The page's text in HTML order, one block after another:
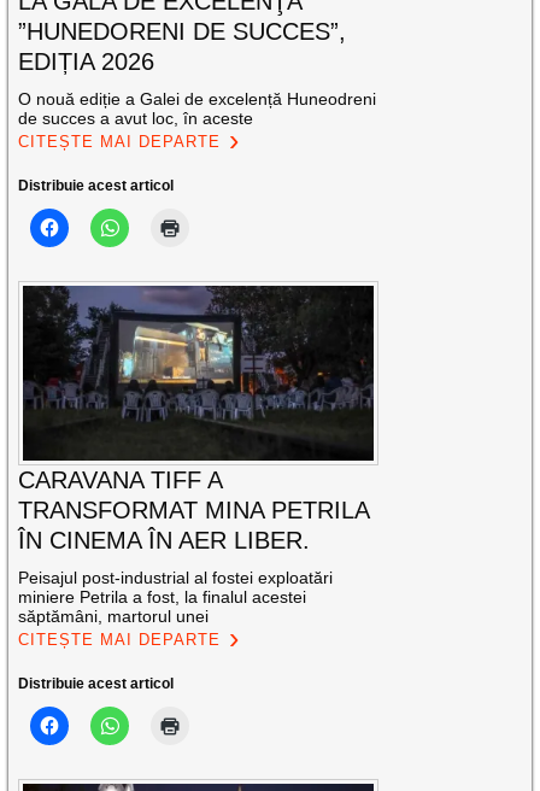
”HUNEDORENI DE SUCCES”,
EDIȚIA 2026
O nouă ediție a Galei de excelență Huneodreni
de succes a avut loc, în aceste
CITEȘTE MAI DEPARTE
Distribuie acest articol
CARAVANA TIFF A
TRANSFORMAT MINA PETRILA
ÎN CINEMA ÎN AER LIBER.
Peisajul post-industrial al fostei exploatări
miniere Petrila a fost, la finalul acestei
săptămâni, martorul unei
CITEȘTE MAI DEPARTE
Distribuie acest articol